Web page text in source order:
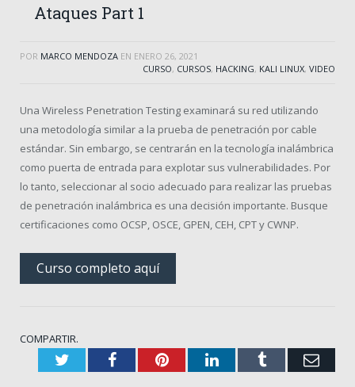
Ataques Part 1
POR MARCO MENDOZA EN ENERO 26, 2021
CURSO, CURSOS, HACKING, KALI LINUX, VIDEO
Una Wireless Penetration Testing examinará su red utilizando
una metodología similar a la prueba de penetración por cable
estándar. Sin embargo, se centrarán en la tecnología inalámbrica
como puerta de entrada para explotar sus vulnerabilidades. Por
lo tanto, seleccionar al socio adecuado para realizar las pruebas
de penetración inalámbrica es una decisión importante. Busque
certificaciones como OCSP, OSCE, GPEN, CEH, CPT y CWNP.
Curso completo aquí
COMPARTIR.
TwitterFacebookPinterestLinkedInTumblr